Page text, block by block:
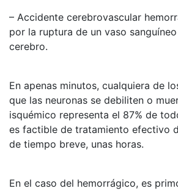
– Accidente cerebrovascular
por la ruptura de un vaso
cerebro.
En apenas minutos, cualquiera de
que las neuronas se debiliten o
isquémico representa el 87% de
es factible de tratamiento efectivo
de tiempo breve, unas horas.
En el caso del hemorrágico, es